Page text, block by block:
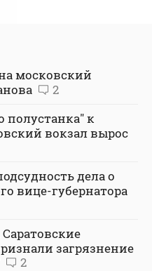
московский
2
полустанка" к
вокзал вырос
дела о
вице-губернатора
загрязнение
2